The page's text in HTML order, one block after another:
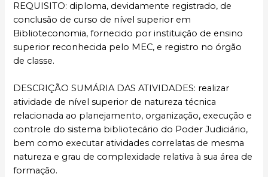
REQUISITO: diploma, devidamente registrado, de
conclusão de curso de nível superior em
Biblioteconomia, fornecido por instituição de ensino
superior reconhecida pelo MEC, e registro no órgão
de classe.
DESCRIÇÃO SUMÁRIA DAS ATIVIDADES: realizar
atividade de nível superior de natureza técnica
relacionada ao planejamento, organização, execução e
controle do sistema bibliotecário do Poder Judiciário,
bem como executar atividades correlatas de mesma
natureza e grau de complexidade relativa à sua área de
formação.